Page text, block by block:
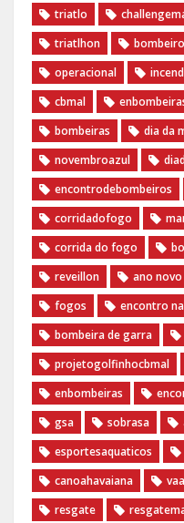
triatlo
triatlhon
operacional
cbmal
bombeiras
dia da
novembroazul
encontrodebombeiros
corridadofogo
corrida do fogo
reveillon
ano novo
fogos
encontro
bombeira de garra
projetogolfinhocbmal
enbombeiras
gsa
sobrasa
esportesaquaticos
canoahavaiana
vaa
resgate